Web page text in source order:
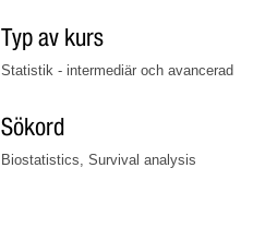
Typ av kurs
Statistik - intermediär och avancerad
Sökord
Biostatistics, Survival analysis